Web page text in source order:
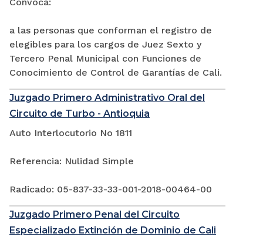
a las personas que conforman el registro de
elegibles para los cargos de Juez Sexto y
Tercero Penal Municipal con Funciones de
Conocimiento de Control de Garantías de Cali.
Juzgado Primero Administrativo Oral del
Circuito de Turbo - Antioquia
Auto Interlocutorio No 1811
Referencia: Nulidad Simple
Radicado: 05-837-33-33-001-2018-00464-00
Juzgado Primero Penal del Circuito
Especializado Extinción de Dominio de Cali